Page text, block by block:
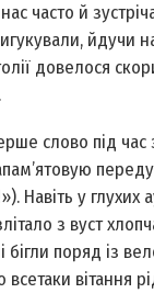
часто й
йдучи
довелося
слово під
у глухих
з вуст
бігли поряд із
вітання